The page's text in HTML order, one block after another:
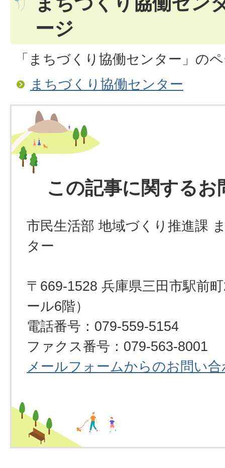
ージ
「まちづくり協働センター」の
まちづくり協働センター
この記事に関するお
市民生活部 地域づくり推進課
ター
〒669-1528 兵庫県三田市駅前
ール6階）
電話番号：079-559-5154
ファクス番号：079-563-8001
メールフォームからのお問い